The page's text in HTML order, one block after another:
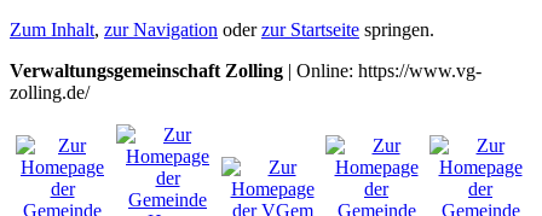
Zum Inhalt, zur Navigation oderzur Startseite springen.
Verwaltungsgemeinschaft Zolling | Online: https://www.vg-
zolling.de/